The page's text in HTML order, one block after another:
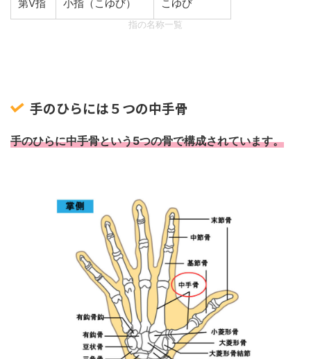
第Ⅴ指 小指（こゆび） こゆび
指の名称一覧
手のひらには５つの中手骨
手のひらに中手骨という5つの骨で構成されています。